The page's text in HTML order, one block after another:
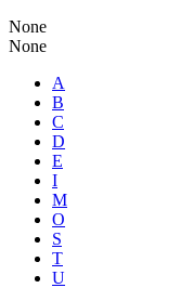
None
None
A
B
C
D
E
I
M
O
S
T
U